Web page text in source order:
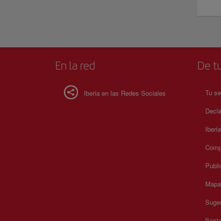
En la red
Iberia en las Redes Sociales
De
Tu